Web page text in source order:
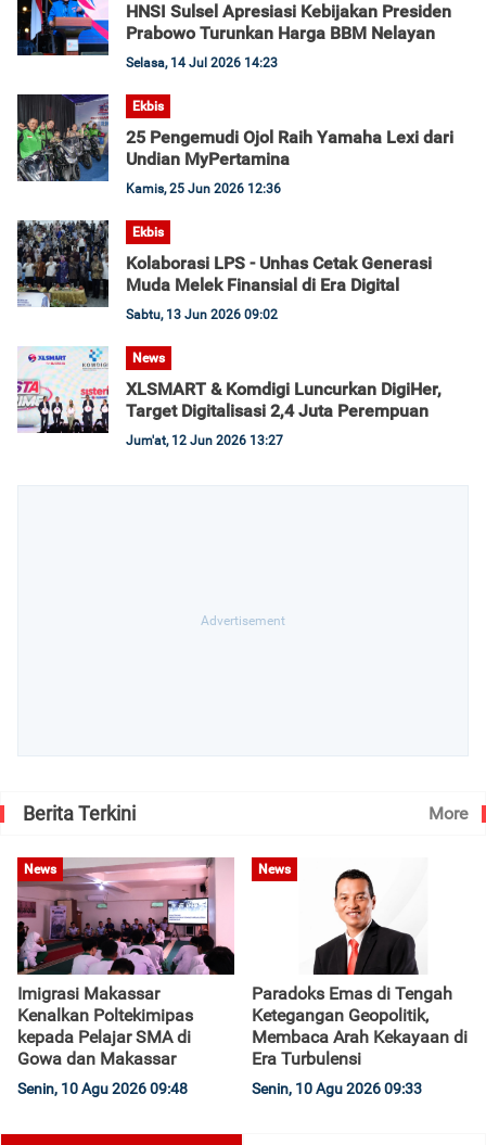
HNSI Sulsel Apresiasi Kebijakan Presiden
Prabowo Turunkan Harga BBM Nelayan
Selasa, 14 Jul 2026 14:23
Ekbis
25 Pengemudi Ojol Raih Yamaha Lexi dari
Undian MyPertamina
Kamis, 25 Jun 2026 12:36
Ekbis
Kolaborasi LPS - Unhas Cetak Generasi
Muda Melek Finansial di Era Digital
Sabtu, 13 Jun 2026 09:02
News
XLSMART & Komdigi Luncurkan DigiHer,
Target Digitalisasi 2,4 Juta Perempuan
Jum'at, 12 Jun 2026 13:27
Berita Terkini More
News
Imigrasi Makassar
Kenalkan Poltekimipas
kepada Pelajar SMA di
Gowa dan Makassar
Senin, 10 Agu 2026 09:48
News
Paradoks Emas di Tengah
Ketegangan Geopolitik,
Membaca Arah Kekayaan di
Era Turbulensi
Senin, 10 Agu 2026 09:33